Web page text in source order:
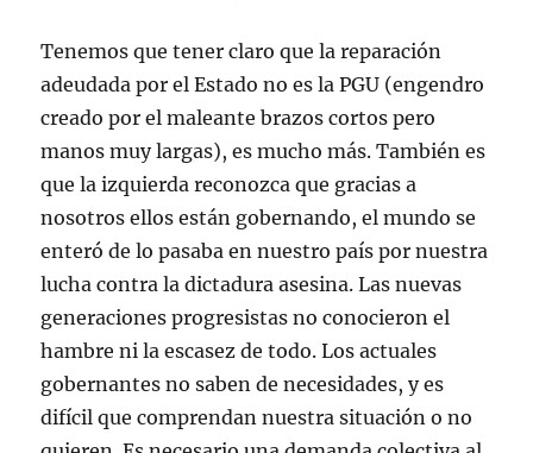
Tenemos que tener claro que la reparación
adeudada por el Estado no es la PGU (engendro
creado por el maleante brazos cortos pero
manos muy largas), es mucho más. También es
que la izquierda reconozca que gracias a
nosotros ellos están gobernando, el mundo se
enteró de lo pasaba en nuestro país por nuestra
lucha contra la dictadura asesina. Las nuevas
generaciones progresistas no conocieron el
hambre ni la escasez de todo. Los actuales
gobernantes no saben de necesidades, y es
difícil que comprendan nuestra situación o no